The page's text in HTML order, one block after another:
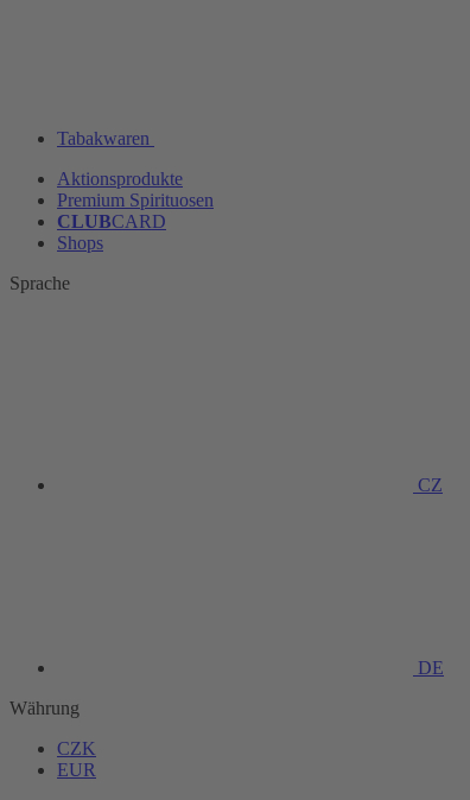
Tabakwaren
Aktionsprodukte
Premium Spirituosen
CLUBCARD
Shops
Sprache
CZ
DE
Währung
CZK
EUR